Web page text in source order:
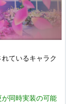
ているキャラク
同時実装の可能